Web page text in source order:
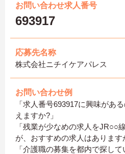
お問い合わせ求人番号
693917
応募先名称
株式会社ニチイケアパレス
お問い合わせ例
「求人番号693917に興味があ
えますか?」
「残業が少なめの求人をJR○○
が、おすすめの求人はあります
「介護職の募集を都内で探し